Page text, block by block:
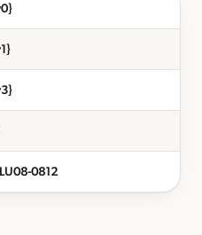
0812